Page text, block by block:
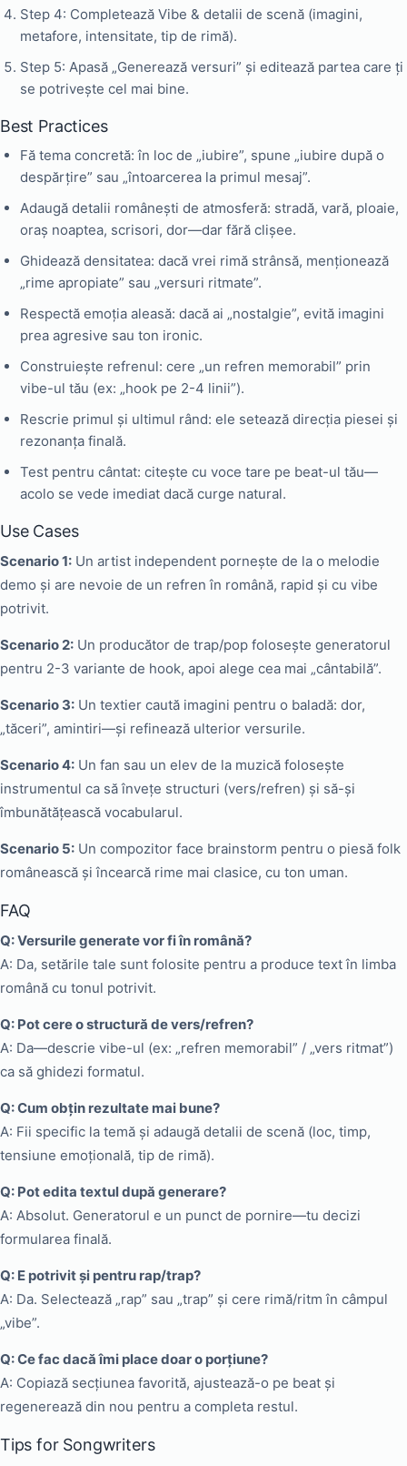
Step 4: Completează Vibe & detalii de scenă (imagini,
metafore, intensitate, tip de rimă).
Step 5: Apasă „Generează versuri” și editează partea care ți
se potrivește cel mai bine.
Best Practices
Fă tema concretă: în loc de „iubire”, spune „iubire după o
despărțire” sau „întoarcerea la primul mesaj”.
Adaugă detalii românești de atmosferă: stradă, vară, ploaie,
oraș noaptea, scrisori, dor—dar fără clișee.
Ghidează densitatea: dacă vrei rimă strânsă, menționează
„rime apropiate” sau „versuri ritmate”.
Respectă emoția aleasă: dacă ai „nostalgie”, evită imagini
prea agresive sau ton ironic.
Construiește refrenul: cere „un refren memorabil” prin
vibe-ul tău (ex: „hook pe 2-4 linii”).
Rescrie primul și ultimul rând: ele setează direcția piesei și
rezonanța finală.
Test pentru cântat: citește cu voce tare pe beat-ul tău—
acolo se vede imediat dacă curge natural.
Use Cases
Scenario 1: Un artist independent pornește de la o melodie
demo și are nevoie de un refren în română, rapid și cu vibe
potrivit.
Scenario 2: Un producător de trap/pop folosește generatorul
pentru 2-3 variante de hook, apoi alege cea mai „cântabilă”.
Scenario 3: Un textier caută imagini pentru o baladă: dor,
„tăceri”, amintiri—și refinează ulterior versurile.
Scenario 4: Un fan sau un elev de la muzică folosește
instrumentul ca să învețe structuri (vers/refren) și să-și
îmbunătățească vocabularul.
Scenario 5: Un compozitor face brainstorm pentru o piesă folk
românească și încearcă rime mai clasice, cu ton uman.
FAQ
Q: Versurile generate vor fi în română?
A: Da, setările tale sunt folosite pentru a produce text în limba
română cu tonul potrivit.
Q: Pot cere o structură de vers/refren?
A: Da—descrie vibe-ul (ex: „refren memorabil” / „vers ritmat”)
ca să ghidezi formatul.
Q: Cum obțin rezultate mai bune?
A: Fii specific la temă și adaugă detalii de scenă (loc, timp,
tensiune emoțională, tip de rimă).
Q: Pot edita textul după generare?
A: Absolut. Generatorul e un punct de pornire—tu decizi
formularea finală.
Q: E potrivit și pentru rap/trap?
A: Da. Selectează „rap” sau „trap” și cere rimă/ritm în câmpul
„vibe”.
Q: Ce fac dacă îmi place doar o porțiune?
A: Copiază secțiunea favorită, ajustează-o pe beat și
regenerează din nou pentru a completa restul.
Tips for Songwriters